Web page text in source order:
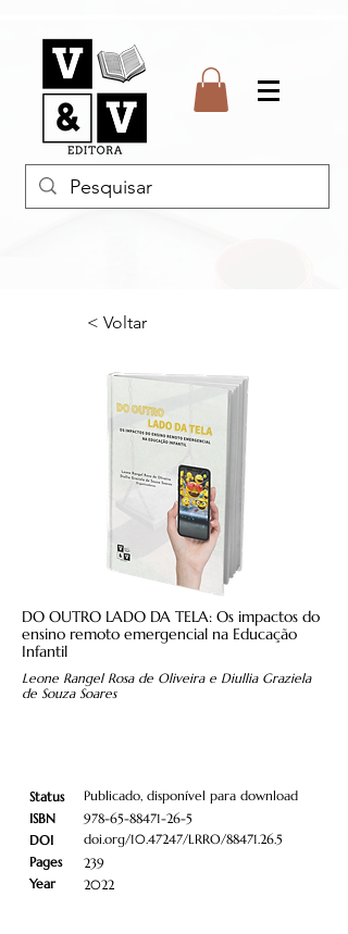
< Voltar
DO OUTRO LADO DA TELA: Os impactos do
ensino remoto emergencial na Educação
Infantil
Leone Rangel Rosa de Oliveira e Diullia Graziela
de Souza Soares
Status
ISBN
DOI
Pages
Year
Publicado, disponível para download
978-65-88471-26-5
doi.org/10.47247/LRRO/88471.26.5
239
2022